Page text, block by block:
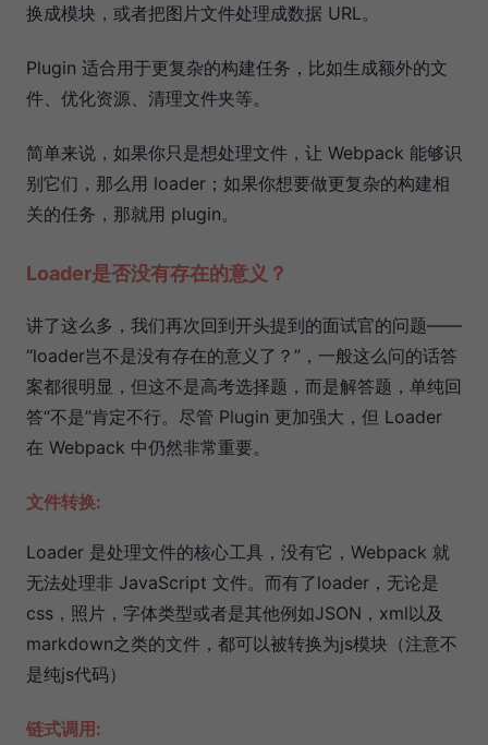
换成模块，或者把图片文件处理成数据 URL。
Plugin 适合用于更复杂的构建任务，比如生成额外的文
件、优化资源、清理文件夹等。
简单来说，如果你只是想处理文件，让 Webpack 能够识
别它们，那么用 loader；如果你想要做更复杂的构建相
关的任务，那就用 plugin。
Loader是否没有存在的意义？
讲了这么多，我们再次回到开头提到的面试官的问题——
“loader岂不是没有存在的意义了？”，一般这么问的话答
案都很明显，但这不是高考选择题，而是解答题，单纯回
答“不是”肯定不行。尽管 Plugin 更加强大，但 Loader
在 Webpack 中仍然非常重要。
文件转换:
Loader 是处理文件的核心工具，没有它，Webpack 就
无法处理非 JavaScript 文件。而有了loader，无论是
css，照片，字体类型或者是其他例如JSON，xml以及
markdown之类的文件，都可以被转换为js模块（注意不
是纯js代码）
链式调用: